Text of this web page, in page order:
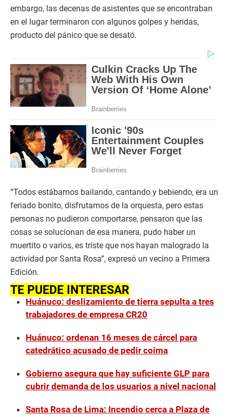
embargo, las decenas de asistentes que se encontraban
en el lugar terminaron con algunos golpes y heridas,
producto del pánico que se desató.
“Todos estábamos bailando, cantando y bebiendo, era un
feriado bonito, disfrutamos de la orquesta, pero estas
personas no pudieron comportarse, pensaron que las
cosas se solucionan de esa manera, pudo haber un
muertito o varios, es triste que nos hayan malogrado la
actividad por Santa Rosa”, expresó un vecino a Primera
Edición.
TE PUEDE INTERESAR
Huánuco: deslizamiento de tierra sepulta a tres
trabajadores de empresa CR20
Huánuco: ordenan 16 meses de cárcel para
catedrático acusado de pedir coima
Gobierno asegura que hay suficiente GLP para
cubrir demanda de los usuarios a nivel nacional
Santa Rosa de Lima: Incendio cerca a Plaza de